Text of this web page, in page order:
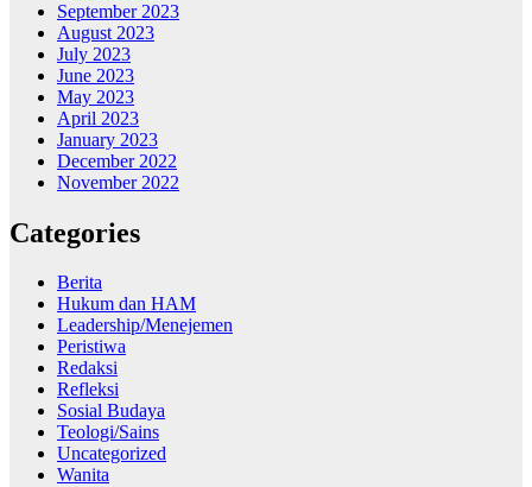
September 2023
August 2023
July 2023
June 2023
May 2023
April 2023
January 2023
December 2022
November 2022
Categories
Berita
Hukum dan HAM
Leadership/Menejemen
Peristiwa
Redaksi
Refleksi
Sosial Budaya
Teologi/Sains
Uncategorized
Wanita